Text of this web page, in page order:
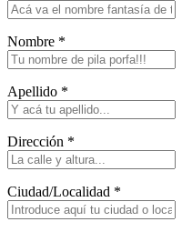
Nombre *
Apellido *
Dirección *
Ciudad/Localidad *